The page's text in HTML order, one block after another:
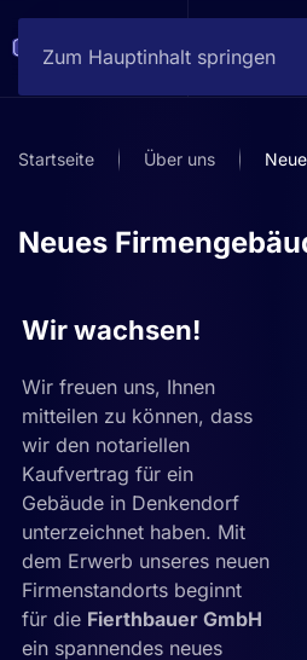
Zum Hauptinhalt springen
Startseite Über uns
Neues
Wir wachsen!
Wir freuen uns, Ihnen
mitteilen zu können, dass
wir den notariellen
Kaufvertrag für ein
Gebäude in Denkendorf
unterzeichnet haben. Mit
dem Erwerb unseres neuen
Firmenstandorts beginnt
für die Fierthbauer GmbH
ein spannendes neues